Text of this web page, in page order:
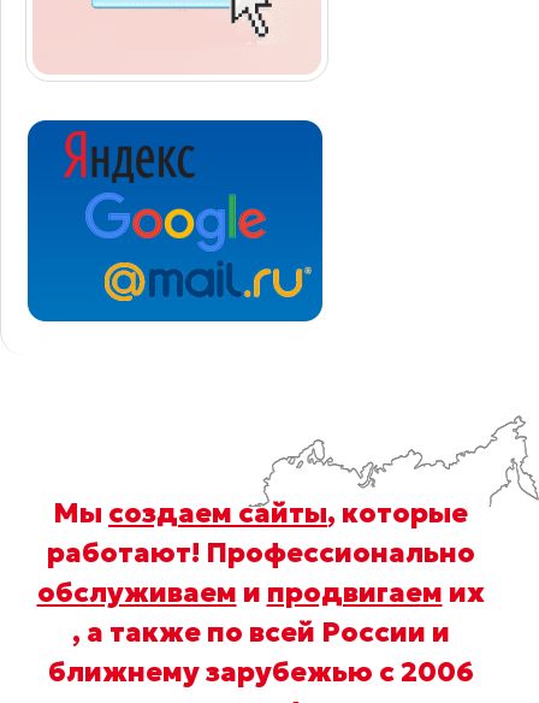
Мы создаем сайты, которые
работают! Профессионально
обслуживаем и продвигаем их
, а также по всей России и
ближнему зарубежью с 2006